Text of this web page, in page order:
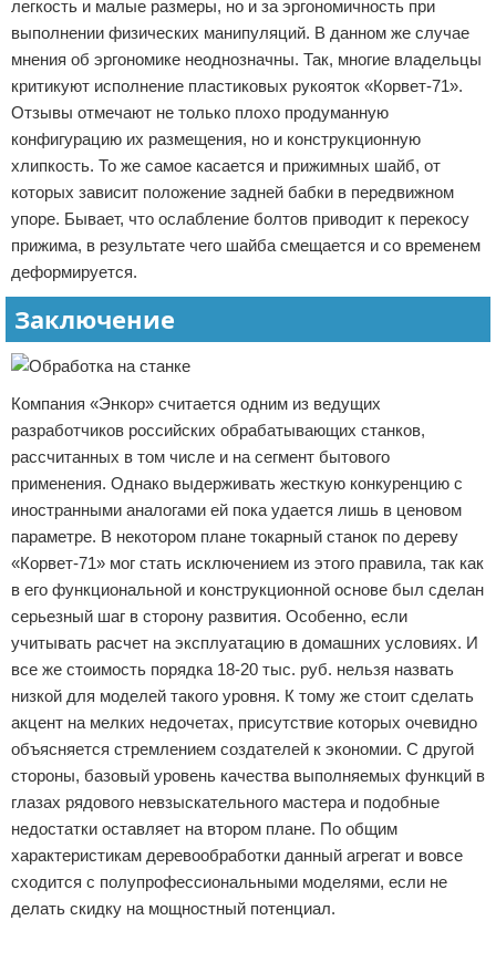
легкость и малые размеры, но и за эргономичность при
выполнении физических манипуляций. В данном же случае
мнения об эргономике неоднозначны. Так, многие владельцы
критикуют исполнение пластиковых рукояток «Корвет-71».
Отзывы отмечают не только плохо продуманную
конфигурацию их размещения, но и конструкционную
хлипкость. То же самое касается и прижимных шайб, от
которых зависит положение задней бабки в передвижном
упоре. Бывает, что ослабление болтов приводит к перекосу
прижима, в результате чего шайба смещается и со временем
деформируется.
Заключение
Компания «Энкор» считается одним из ведущих
разработчиков российских обрабатывающих станков,
рассчитанных в том числе и на сегмент бытового
применения. Однако выдерживать жесткую конкуренцию с
иностранными аналогами ей пока удается лишь в ценовом
параметре. В некотором плане токарный станок по дереву
«Корвет-71» мог стать исключением из этого правила, так как
в его функциональной и конструкционной основе был сделан
серьезный шаг в сторону развития. Особенно, если
учитывать расчет на эксплуатацию в домашних условиях. И
все же стоимость порядка 18-20 тыс. руб. нельзя назвать
низкой для моделей такого уровня. К тому же стоит сделать
акцент на мелких недочетах, присутствие которых очевидно
объясняется стремлением создателей к экономии. С другой
стороны, базовый уровень качества выполняемых функций в
глазах рядового невзыскательного мастера и подобные
недостатки оставляет на втором плане. По общим
характеристикам деревообработки данный агрегат и вовсе
сходится с полупрофессиональными моделями, если не
делать скидку на мощностный потенциал.